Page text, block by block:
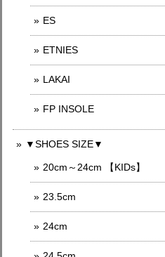
ES
ETNIES
LAKAI
FP INSOLE
▼SHOES SIZE▼
20cm～24cm 【KIDs】
23.5cm
24cm